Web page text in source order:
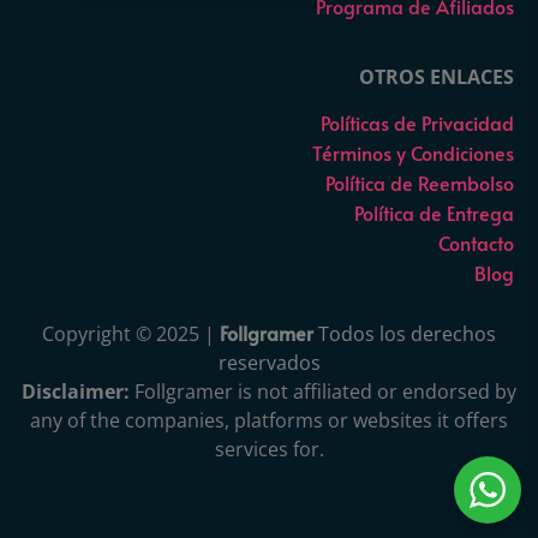
Programa de Afiliados
OTROS ENLACES
Políticas de Privacidad
Términos y Condiciones
Política de Reembolso
Política de Entrega
Contacto
Blog
Copyright © 2025 | FollgramerTodos los derechos
reservados
Disclaimer: Follgramer is not affiliated or endorsed by
any of the companies, platforms or websites it offers
services for.